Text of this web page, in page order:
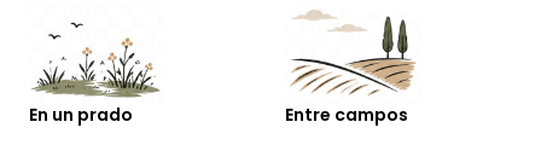
En un prado Entre campos